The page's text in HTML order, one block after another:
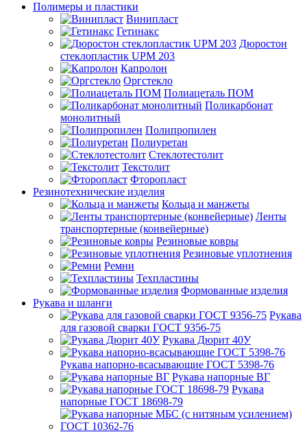
Полимеры и пластики
Винипласт
Гетинакс
Дюростон
стеклопластик UPM 203
Капролон
Оргстекло
Полиацеталь ПОМ
Поликарбонат
монолитный
Полипропилен
Полиуретан
Стеклотестолит
Текстолит
Фторопласт
Резинотехнические изделия
Кольца и манжеты
Ленты
транспортерные (конвейерные)
Резиновые ковры
Резиновые уплотнения
Ремни
Техпластины
Формованные изделия
Рукава и шланги
Рукава
для газовой сварки ГОСТ 9356-75
Рукава Дюрит 40У
Рукава напорно-всасывающие ГОСТ 5398-76
Рукава напорные ВГ
Рукава
напорные ГОСТ 18698-79